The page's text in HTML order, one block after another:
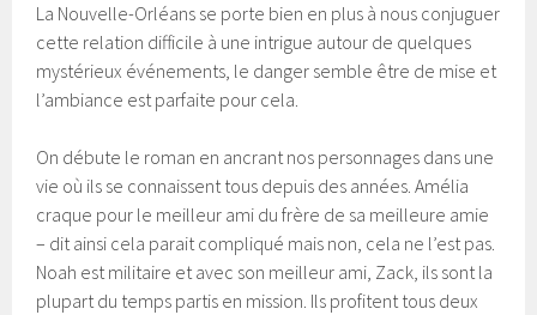
La Nouvelle-Orléans se porte bien en plus à nous conjuguer
cette relation difficile à une intrigue autour de quelques
mystérieux événements, le danger semble être de mise et
l’ambiance est parfaite pour cela.
On débute le roman en ancrant nos personnages dans une
vie où ils se connaissent tous depuis des années. Amélia
craque pour le meilleur ami du frère de sa meilleure amie
– dit ainsi cela parait compliqué mais non, cela ne l’est pas.
Noah est militaire et avec son meilleur ami, Zack, ils sont la
plupart du temps partis en mission. Ils profitent tous deux